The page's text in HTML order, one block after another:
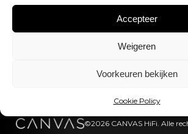
Accepteer
Weigeren
Voorkeuren bekijken
Cookie Policy
BTW-nummer:DK43519425
©2026 CANVAS HiFi. Alle